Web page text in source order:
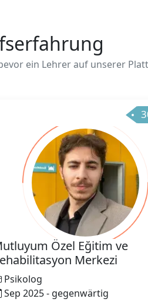
ein Lehrer auf unserer
Özel Eğitim ve
Merkezi
Psikolog
Sep 2025 - gegenwärtig